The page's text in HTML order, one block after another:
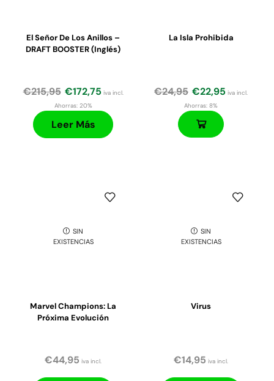
El Señor De Los Anillos –
DRAFT BOOSTER (Inglés)
€215,95 €172,75 iva incl.
Ahorras:20%
Leer Más
La Isla Prohibida
€24,95 €22,95 iva incl.
Ahorras: 8%
SIN
EXISTENCIAS
Marvel Champions: La
Próxima Evolución
€44,95 iva incl.
SIN
EXISTENCIAS
Virus
€14,95 iva incl.